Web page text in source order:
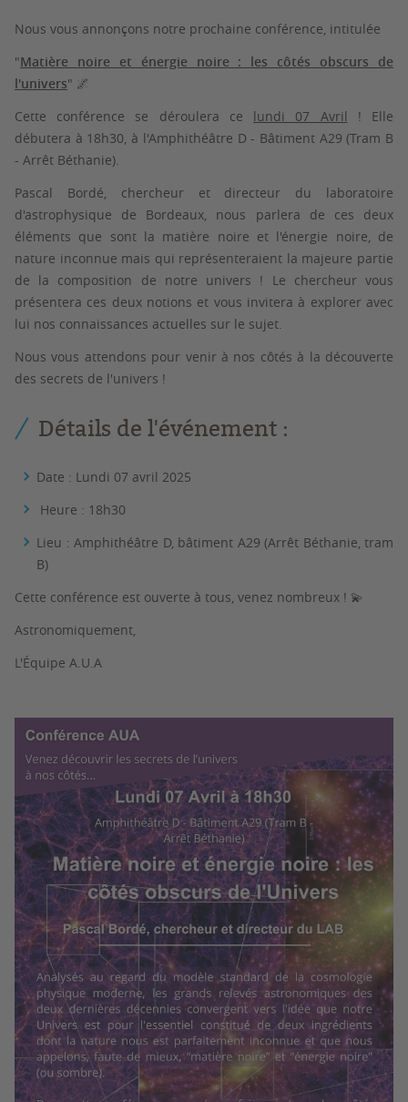
Nous vous annonçons notre prochaine conférence, intitulée
"Matière noire et énergie noire : les côtés obscurs de
l'univers" 🌌
Cette conférence se déroulera ce lundi 07 Avril ! Elle
débutera à 18h30, à l'Amphithéâtre D - Bâtiment A29(Tram B
- Arrêt Béthanie).
Pascal Bordé, chercheur et directeur du laboratoire
d'astrophysique de Bordeaux, nous parlera de ces deux
éléments que sont la matière noire et l'énergie noire, de
nature inconnue mais qui représenteraient la majeure partie
de la composition de notre univers ! Le chercheur vous
présentera ces deux notions et vous invitera à explorer avec
lui nos connaissances actuelles sur le sujet.
Nous vous attendons pour venir à nos côtés à la découverte
des secrets de l'univers !
Détails de l'événement :
Date : Lundi 07 avril 2025
Heure : 18h30
Lieu : Amphithéâtre D, bâtiment A29 (Arrêt Béthanie, tram
B)
Cette conférence est ouverte à tous, venez nombreux ! 💫
Astronomiquement,
L'Équipe A.U.A